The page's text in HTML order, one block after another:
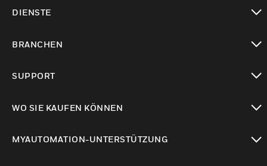
DIENSTE
BRANCHEN
SUPPORT
WO SIE KAUFEN KÖNNEN
MYAUTOMATION-UNTERSTÜTZUNG